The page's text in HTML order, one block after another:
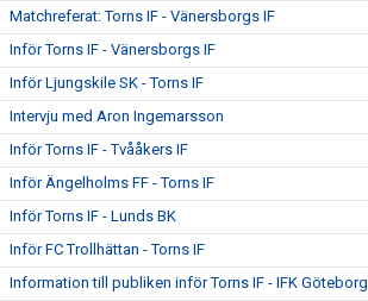
Matchreferat: Torns IF - Vänersborgs IF
Inför Torns IF - Vänersborgs IF
Inför Ljungskile SK - Torns IF
Intervju med Aron Ingemarsson
Inför Torns IF - Tvååkers IF
Inför Ängelholms FF - Torns IF
Inför Torns IF - Lunds BK
Inför FC Trollhättan - Torns IF
Information till publiken inför Torns IF - IFK Göteborg